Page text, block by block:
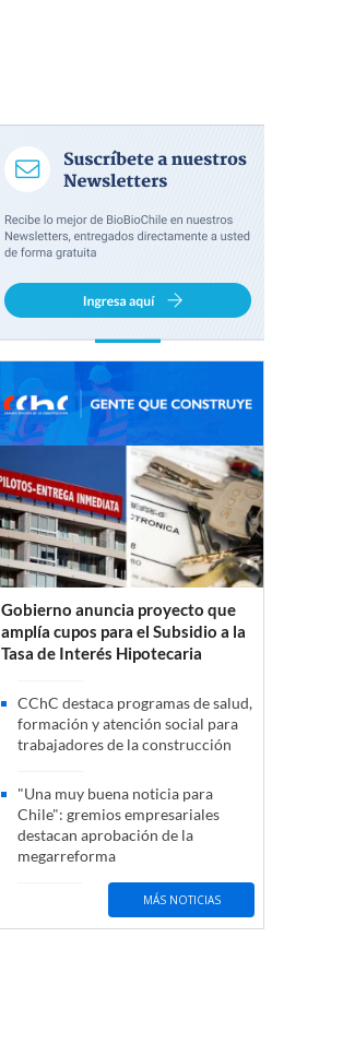
Gobierno anuncia proyecto que
amplía cupos para el Subsidio a la
Tasa de Interés Hipotecaria
CChC destaca programas de salud,
formación y atención social para
trabajadores de la construcción
"Una muy buena noticia para
Chile": gremios empresariales
destacan aprobación de la
megarreforma
MÁS NOTICIAS